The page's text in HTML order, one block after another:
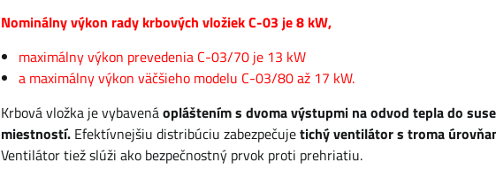
Nominálny výkon rady krbových vložiek C-03 je 8 kW,
maximálny výkon prevedenia C-03/70 je 13 kW
a maximálny výkon väčšieho modelu C-03/80 až 17 kW.
Krbová vložka je vybavenáopláštením s dvoma výstupmi na odvod tepla do
miestností. Efektívnejšiu distribúciu zabezpečujetichý ventilátor s troma
Ventilátor tiež slúži ako bezpečnostný prvok proti prehriatiu.